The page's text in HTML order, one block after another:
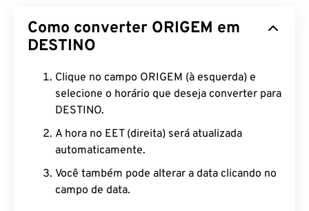
Como converter ORIGEM em
DESTINO
Clique no campo ORIGEM (à esquerda) e
selecione o horário que deseja converter para
DESTINO.
A hora no EET (direita) será atualizada
automaticamente.
Você também pode alterar a data clicando no
campo de data.